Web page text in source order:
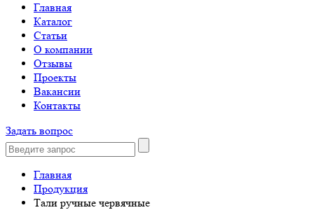
Главная
Каталог
Статьи
О компании
Отзывы
Проекты
Вакансии
Контакты
Задать вопрос
Главная
Продукция
Тали ручные червячные